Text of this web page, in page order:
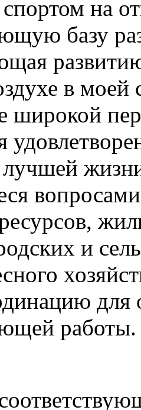
спортом на
базу
в моей
широкой
лучшей
и
для
работы.